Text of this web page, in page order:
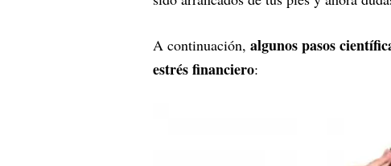
A continuación, algunos pasos
estrés financiero: